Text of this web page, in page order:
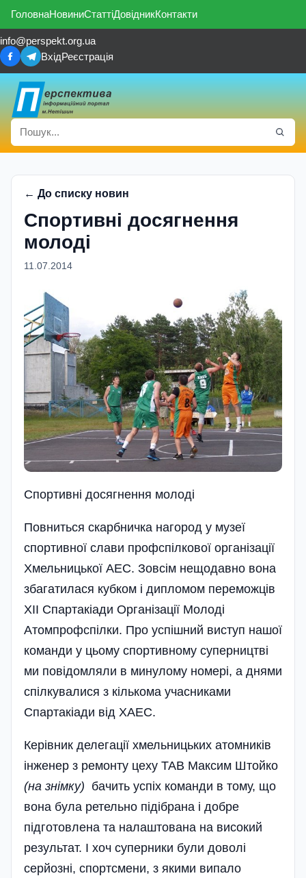
ГоловнаНовиниСтаттіДовідникКонтакти
info@perspekt.org.ua
ВхідРеєстрація
← До списку новин
Спортивні досягнення
молоді
11.07.2014
Спортивні досягнення молоді
Повниться скарбничка нагород у музеї
спортивної слави профспілкової організації
Хмельницької АЕС. Зовсім нещодавно вона
збагатилася кубком і дипломом переможців
ХІІ Спартакіади Організації Молоді
Атомпрофспілки. Про успішний виступ нашої
команди у цьому спортивному суперництві
ми повідомляли в минулому номері, а днями
спілкувалися з кількома учасниками
Спартакіади від ХАЕС.
Керівник делегації хмельницьких атомників
інженер з ремонту цеху ТАВ Максим Штойко
(на знімку) бачить успіх команди в тому, що
вона була ретельно підібрана і добре
підготовлена та налаштована на високий
результат. І хоч суперники були доволі
серйозні, спортсмени, з якими випало